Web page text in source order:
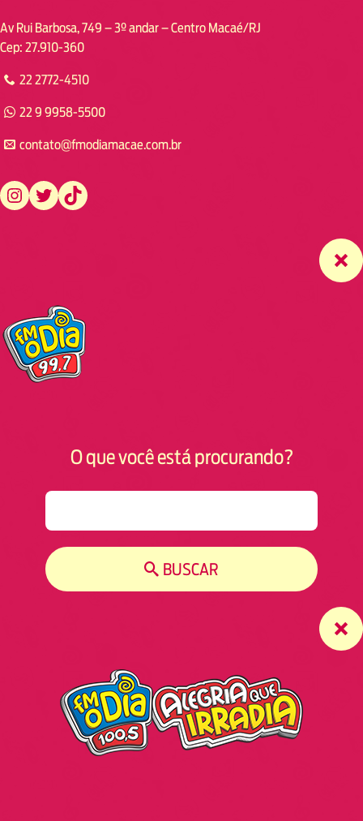
Av Rui Barbosa, 749 – 3º andar – Centro Macaé/RJ
Cep: 27.910-360
22 2772-4510
22 9 9958-5500
contato@fmodiamacae.com.br
https://www.instagram.com/fmodia.macae/ https://twitter.com/fmodia.macae/ https://www.tiktok.com/@fmodia.macae
O que você está procurando?
BUSCAR